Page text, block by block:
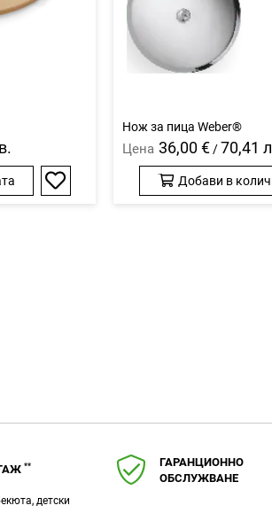
Добави
Нож за пица Weber®
Цена 36,00 € / 70,41
Добави в
**
детски
ГАРАНЦИОННО
ОБСЛУЖВАНЕ